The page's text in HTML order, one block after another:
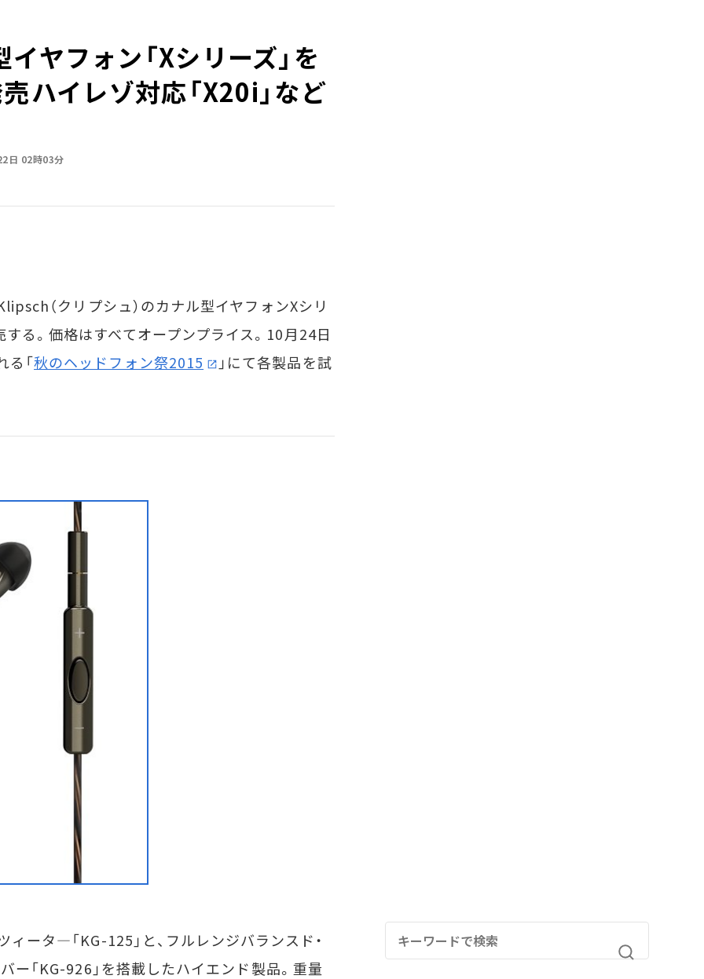
ヤフォン「Xシリーズ」を
ハイレゾ対応「X20i」など
日 02時03分
（クリプシュ）のカナル型イヤフォンXシリ
る。価格はすべてオープンプライス。10月24日
る「秋のヘッドフォン祭2015 」にて各製品を試
ータ―「KG-125」と、フルレンジバランスド・
ー「KG-926」を搭載したハイエンド製品。重量